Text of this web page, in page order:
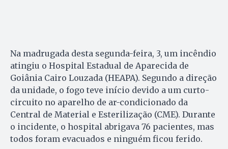
Na madrugada desta segunda-feira, 3, um incêndio
atingiu o Hospital Estadual de Aparecida de
Goiânia Cairo Louzada (HEAPA). Segundo a direção
da unidade, o fogo teve início devido a um curto-
circuito no aparelho de ar-condicionado da
Central de Material e Esterilização (CME). Durante
o incidente, o hospital abrigava 76 pacientes, mas
todos foram evacuados e ninguém ficou ferido.